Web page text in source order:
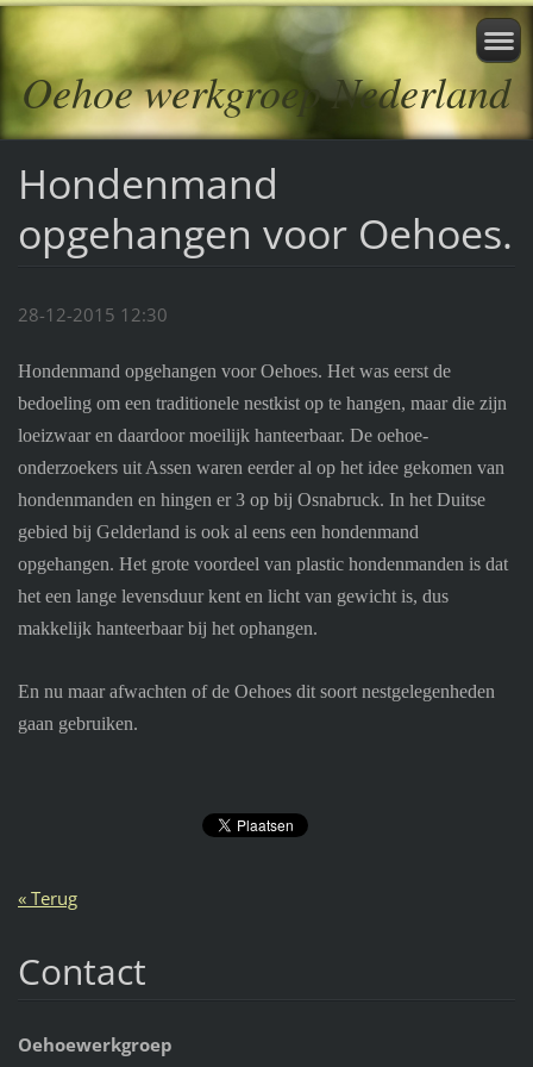
Oehoe werkgroep Nederland
Hondenmand
opgehangen voor Oehoes.
28-12-2015 12:30
Hondenmand opgehangen voor Oehoes. Het was eerst de
bedoeling om een traditionele nestkist op te hangen, maar die zijn
loeizwaar en daardoor moeilijk hanteerbaar. De oehoe-
onderzoekers uit Assen waren eerder al op het idee gekomen van
hondenmanden en hingen er 3 op bij Osnabruck. In het Duitse
gebied bij Gelderland is ook al eens een hondenmand
opgehangen. Het grote voordeel van plastic hondenmanden is dat
het een lange levensduur kent en licht van gewicht is, dus
makkelijk hanteerbaar bij het ophangen.
En nu maar afwachten of de Oehoes dit soort nestgelegenheden
gaan gebruiken.
« Terug
Contact
Oehoewerkgroep